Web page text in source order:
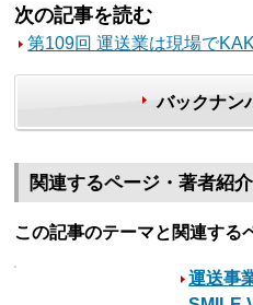
次の記事を読む
第109回 運送業は現場で
バックナン
関連するページ・著者紹介
この記事のテーマと関連する
運送事